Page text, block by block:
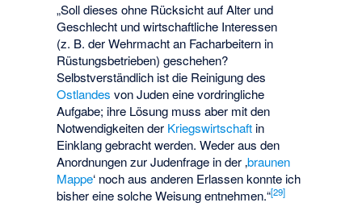
„Soll dieses ohne Rücksicht auf Alter und
Geschlecht und wirtschaftliche Interessen
(z. B. der Wehrmacht an Facharbeitern in
Rüstungsbetrieben) geschehen?
Selbstverständlich ist die Reinigung des
Ostlandes von Juden eine vordringliche
Aufgabe; ihre Lösung muss aber mit den
Notwendigkeiten der Kriegswirtschaft in
Einklang gebracht werden. Weder aus den
Anordnungen zur Judenfrage in der ‚braunen
Mappe‘ noch aus anderen Erlassen konnte ich
bisher eine solche Weisung entnehmen.“[29]